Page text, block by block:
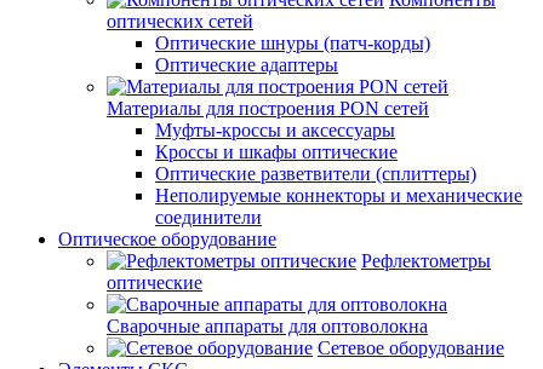
оптических сетей
Оптические шнуры (патч-корды)
Оптические адаптеры
Материалы для построения PON сетей
Муфты-кроссы и аксессуары
Кроссы и шкафы оптические
Оптические разветвители (сплиттеры)
Неполируемые коннекторы и механические
соединители
Оптическое оборудование
Рефлектометры
оптические
Сварочные аппараты для оптоволокна
Сетевое оборудование